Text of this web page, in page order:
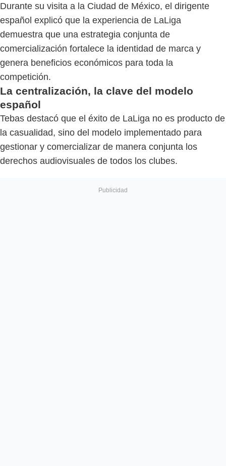
Durante su visita a la Ciudad de México, el dirigente
español explicó que la experiencia de LaLiga
demuestra que una estrategia conjunta de
comercialización fortalece la identidad de marca y
genera beneficios económicos para toda la
competición.
La centralización, la clave del modelo
español
Tebas destacó que el éxito de LaLiga no es producto de
la casualidad, sino del modelo implementado para
gestionar y comercializar de manera conjunta los
derechos audiovisuales de todos los clubes.